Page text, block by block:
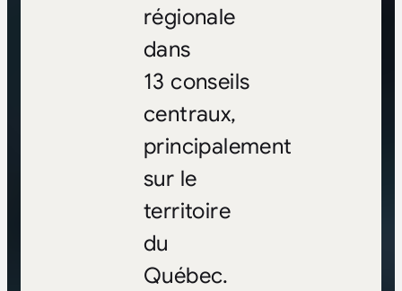
régionale
dans
13 conseils
centraux,
principalement
sur le
territoire
du
Québec.